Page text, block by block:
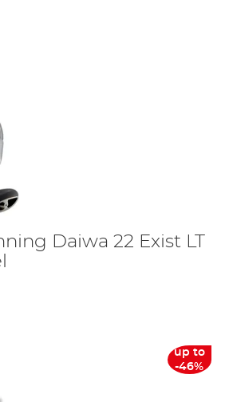
Daiwa 22 Exist LT
up to
-46%